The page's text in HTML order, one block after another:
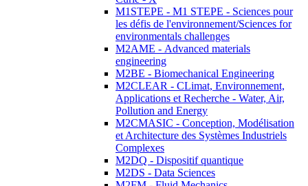
M1STEPE - M1 STEPE - Sciences pour
les défis de l'environnement/Sciences for
environmentals challenges
M2AME - Advanced materials
engineering
M2BE - Biomechanical Engineering
M2CLEAR - CLimat, Environnement,
Applications et Recherche - Water, Air,
Pollution and Energy
M2CMASIC - Conception, Modélisation
et Architecture des Systèmes Industriels
Complexes
M2DQ - Dispositif quantique
M2DS - Data Sciences